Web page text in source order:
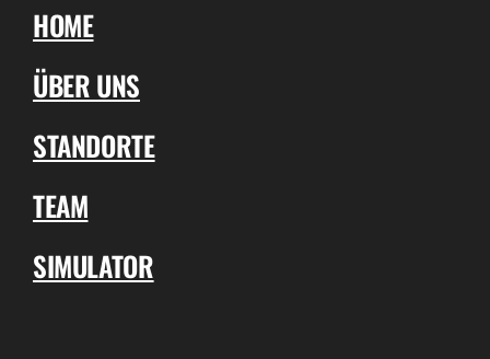
HOME
ÜBER UNS
STANDORTE
TEAM
SIMULATOR